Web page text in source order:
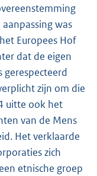
was
Europees Hof
dat de eigen
zijn om die
uitte ook het
van de Mens
Het verklaarde
zich
etnische groep